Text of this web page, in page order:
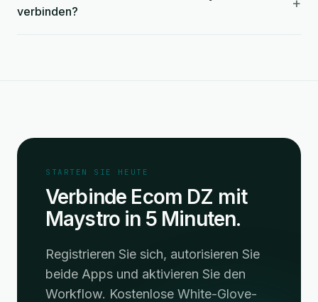
verbinden?
STARTEN SIE HEUTE
Verbinde Ecom DZ mit
Maystro in 5 Minuten.
Registrieren Sie sich, autorisieren Sie
beide Apps und aktivieren Sie den
Workflow. Kostenlose White-Glove-